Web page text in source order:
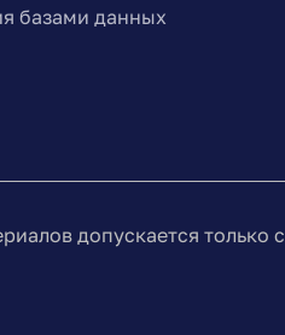
базами данных
допускается только с